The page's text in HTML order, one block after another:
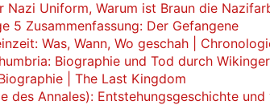
Nazi Uniform, Warum ist Braun die
5 Zusammenfassung: Der Gefangene
Was, Wann, Wo geschah |
Biographie und Tod durch Wikinger
| The Last Kingdom
des Annales): Entstehungsgeschichte